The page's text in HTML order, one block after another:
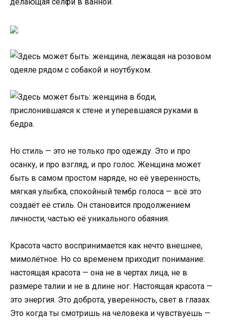
Но стиль — это не только про одежду. Это и про
осанку, и про взгляд, и про голос. Женщина может
быть в самом простом наряде, но её уверенность,
мягкая улыбка, спокойный тембр голоса — всё это
создаёт её стиль. Он становится продолжением
личности, частью её уникального обаяния.
Красота часто воспринимается как нечто внешнее,
мимолётное. Но со временем приходит понимание:
настоящая красота — она не в чертах лица, не в
размере талии и не в длине ног. Настоящая красота —
это энергия. Это доброта, уверенность, свет в глазах.
Это когда ты смотришь на человека и чувствуешь —